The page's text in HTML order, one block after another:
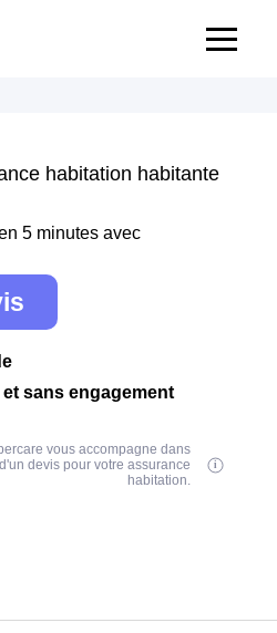
habitation habitante
5 minutes avec
sans engagement
vous accompagne dans
devis pour votre assurance
habitation.